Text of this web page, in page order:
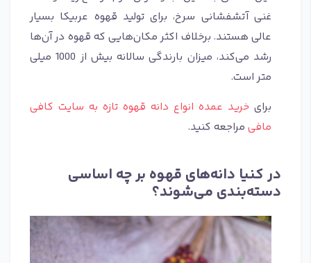
غنی آتشفشانی سرخ، برای تولید قهوه عربیکا بسیار
عالی هستند. برخلاف اکثر مکان‌هایی که قهوه در آن‌ها
رشد می‌کند، میزان بارندگی سالانه بیش از 1000 میلی
متر است.
برای خرید عمده انواع دانه قهوه تازه به سایت کافی
مافی مراجعه کنید.
در کنیا دانه‌های قهوه بر چه اساسی
دسته‌بندی می‌شوند؟